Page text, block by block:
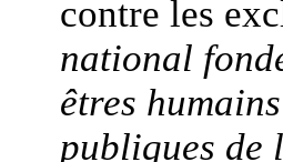
contre les
national
êtres
publiques de